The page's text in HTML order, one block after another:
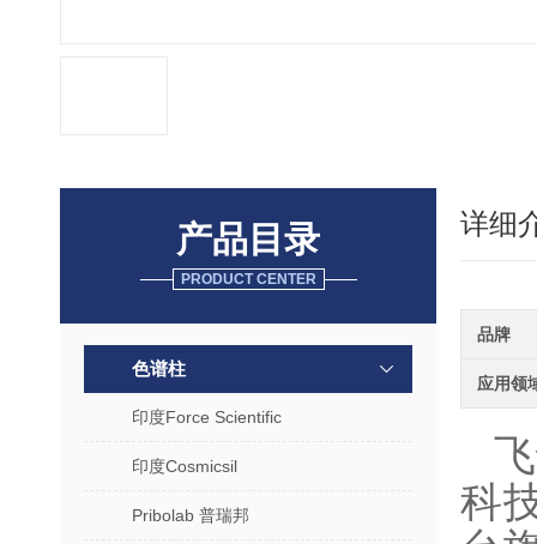
产品目录
PRODUCT CENTER
色谱柱
印度Force Scientific
印度Cosmicsil
Pribolab 普瑞邦
详细
品牌
应用领
科